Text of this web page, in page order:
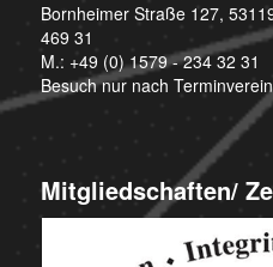
Bornheimer Straße 127,
469 31
M.: +49 (0) 1579 - 234 32 31
Besuch nur nach
Mitgliedschaften/